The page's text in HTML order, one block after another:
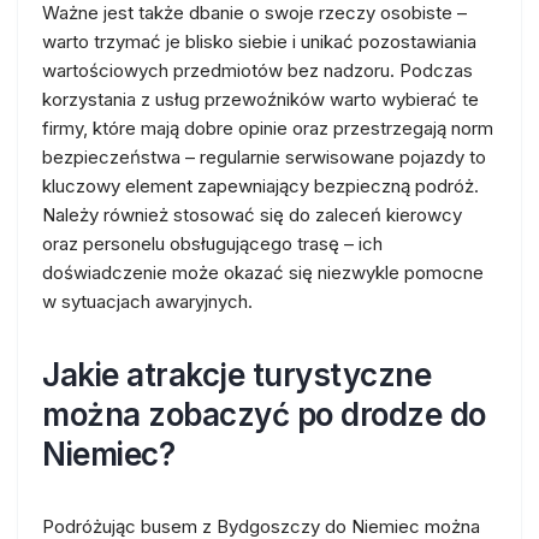
Ważne jest także dbanie o swoje rzeczy osobiste –
warto trzymać je blisko siebie i unikać pozostawiania
wartościowych przedmiotów bez nadzoru. Podczas
korzystania z usług przewoźników warto wybierać te
firmy, które mają dobre opinie oraz przestrzegają norm
bezpieczeństwa – regularnie serwisowane pojazdy to
kluczowy element zapewniający bezpieczną podróż.
Należy również stosować się do zaleceń kierowcy
oraz personelu obsługującego trasę – ich
doświadczenie może okazać się niezwykle pomocne
w sytuacjach awaryjnych.
Jakie atrakcje turystyczne
można zobaczyć po drodze do
Niemiec?
Podróżując busem z Bydgoszczy do Niemiec można